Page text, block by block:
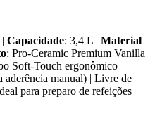
Capacidade: 3,4 L | Material
: Pro-Ceramic Premium Vanilla
Soft-Touch ergonômico
aderência manual) | Livre de
para preparo de refeições